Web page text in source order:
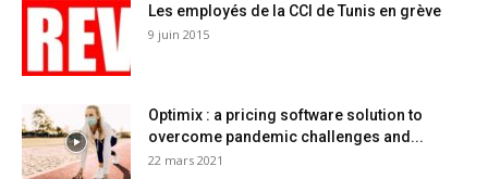
Les employés de la CCI de Tunis en grève
9 juin 2015
Optimix : a pricing software solution to
overcome pandemic challenges and...
22 mars 2021